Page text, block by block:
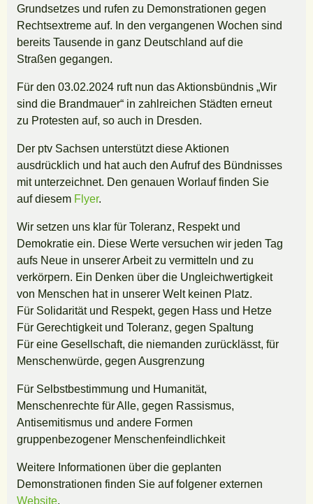
Grundsetzes und rufen zu Demonstrationen gegen
Rechtsextreme auf. In den vergangenen Wochen sind
bereits Tausende in ganz Deutschland auf die
Straßen gegangen.
Für den 03.02.2024 ruft nun das Aktionsbündnis „Wir
sind die Brandmauer“ in zahlreichen Städten erneut
zu Protesten auf, so auch in Dresden.
Der ptv Sachsen unterstützt diese Aktionen
ausdrücklich und hat auch den Aufruf des Bündnisses
mit unterzeichnet. Den genauen Worlauf finden Sie
auf diesem Flyer.
Wir setzen uns klar für Toleranz, Respekt und
Demokratie ein. Diese Werte versuchen wir jeden Tag
aufs Neue in unserer Arbeit zu vermitteln und zu
verkörpern. Ein Denken über die Ungleichwertigkeit
von Menschen hat in unserer Welt keinen Platz.
Für Solidarität und Respekt, gegen Hass und Hetze
Für Gerechtigkeit und Toleranz, gegen Spaltung
Für eine Gesellschaft, die niemanden zurücklässt, für
Menschenwürde, gegen Ausgrenzung
Für Selbstbestimmung und Humanität,
Menschenrechte für Alle, gegen Rassismus,
Antisemitismus und andere Formen
gruppenbezogener Menschenfeindlichkeit
Weitere Informationen über die geplanten
Demonstrationen finden Sie auf folgener externen
Website.